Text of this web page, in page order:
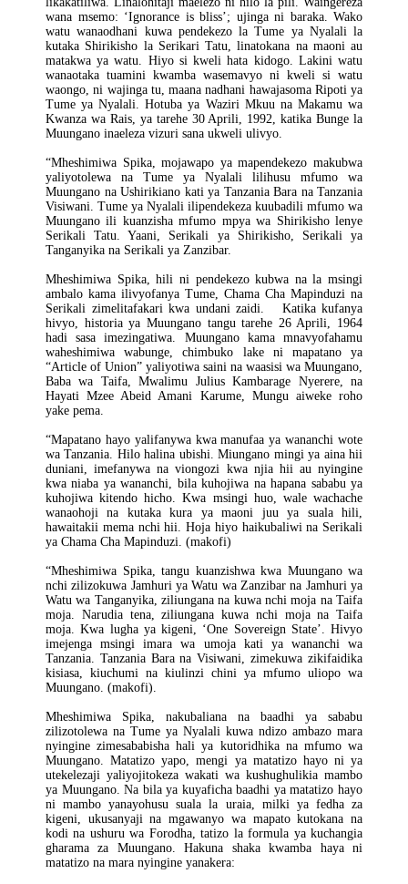
wana msemo: ‘Ignorance is bliss’; ujinga ni baraka. Wako
watu wanaodhani kuwa pendekezo la Tume ya Nyalali la
kutaka Shirikisho la Serikari Tatu, linatokana na maoni au
matakwa ya watu. Hiyo si kweli hata kidogo. Lakini watu
wanaotaka tuamini kwamba wasemavyo ni kweli si watu
waongo, ni wajinga tu, maana nadhani hawajasoma Ripoti ya
Tume ya Nyalali. Hotuba ya Waziri Mkuu na Makamu wa
Kwanza wa Rais, ya tarehe 30 Aprili, 1992, katika Bunge la
Muungano inaeleza vizuri sana ukweli ulivyo.
“Mheshimiwa Spika, mojawapo ya mapendekezo makubwa
yaliyotolewa na Tume ya Nyalali lilihusu mfumo wa
Muungano na Ushirikiano kati ya Tanzania Bara na Tanzania
Visiwani. Tume ya Nyalali ilipendekeza kuubadili mfumo wa
Muungano ili kuanzisha mfumo mpya wa Shirikisho lenye
Serikali Tatu. Yaani, Serikali ya Shirikisho, Serikali ya
Tanganyika na Serikali ya Zanzibar.
Mheshimiwa Spika, hili ni pendekezo kubwa na la msingi
ambalo kama ilivyofanya Tume, Chama Cha Mapinduzi na
Serikali zimelitafakari kwa undani zaidi. Katika kufanya
hivyo, historia ya Muungano tangu tarehe 26 Aprili, 1964
hadi sasa imezingatiwa. Muungano kama mnavyofahamu
waheshimiwa wabunge, chimbuko lake ni mapatano ya
“Article of Union” yaliyotiwa saini na waasisi wa Muungano,
Baba wa Taifa, Mwalimu Julius Kambarage Nyerere, na
Hayati Mzee Abeid Amani Karume, Mungu aiweke roho
yake pema.
“Mapatano hayo yalifanywa kwa manufaa ya wananchi wote
wa Tanzania. Hilo halina ubishi. Miungano mingi ya aina hii
duniani, imefanywa na viongozi kwa njia hii au nyingine
kwa niaba ya wananchi, bila kuhojiwa na hapana sababu ya
kuhojiwa kitendo hicho. Kwa msingi huo, wale wachache
wanaohoji na kutaka kura ya maoni juu ya suala hili,
hawaitakii mema nchi hii. Hoja hiyo haikubaliwi na Serikali
ya Chama Cha Mapinduzi. (makofi)
“Mheshimiwa Spika, tangu kuanzishwa kwa Muungano wa
nchi zilizokuwa Jamhuri ya Watu wa Zanzibar na Jamhuri ya
Watu wa Tanganyika, ziliungana na kuwa nchi moja na Taifa
moja. Narudia tena, ziliungana kuwa nchi moja na Taifa
moja. Kwa lugha ya kigeni, ‘One Sovereign State’. Hivyo
imejenga msingi imara wa umoja kati ya wananchi wa
Tanzania. Tanzania Bara na Visiwani, zimekuwa zikifaidika
kisiasa, kiuchumi na kiulinzi chini ya mfumo uliopo wa
Muungano. (makofi).
Mheshimiwa Spika, nakubaliana na baadhi ya sababu
zilizotolewa na Tume ya Nyalali kuwa ndizo ambazo mara
nyingine zimesababisha hali ya kutoridhika na mfumo wa
Muungano. Matatizo yapo, mengi ya matatizo hayo ni ya
utekelezaji yaliyojitokeza wakati wa kushughulikia mambo
ya Muungano. Na bila ya kuyaficha baadhi ya matatizo hayo
ni mambo yanayohusu suala la uraia, milki ya fedha za
kigeni, ukusanyaji na mgawanyo wa mapato kutokana na
kodi na ushuru wa Forodha, tatizo la formula ya kuchangia
gharama za Muungano. Hakuna shaka kwamba haya ni
matatizo na mara nyingine yanakera: